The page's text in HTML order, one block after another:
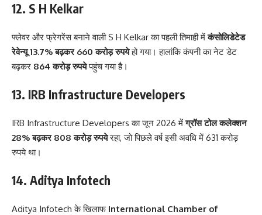
12. S H Kelkar
फ्लेवर और फ्रेगरेंस बनाने वाली S H Kelkar का पहली तिमाही मेंकंसोलिडेटेड
रेवेन्यू 13.7% बढ़कर 660 करोड़ रुपयेहो गया। हालांकि कंपनी का नेट डेट
बढ़कर 864 करोड़ रुपयेपहुंच गया है।
13. IRB Infrastructure Developers
IRB Infrastructure Developers का जून 2026 मेंग्रॉस टोल कलेक्शन
28% बढ़कर 808 करोड़ रुपयेरहा, जो पिछले वर्ष इसी अवधि में 631 करोड़
रुपये था।
14. Aditya Infotech
Aditya Infotech के खिलाफ International Chamber of